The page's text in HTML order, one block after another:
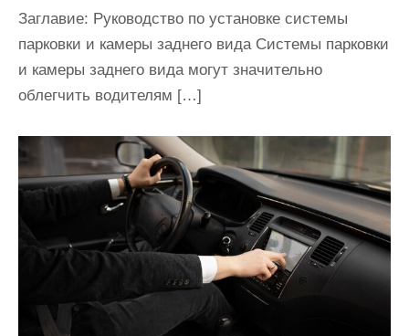
Заглавие: Руководство по установке системы
парковки и камеры заднего вида Системы парковки
и камеры заднего вида могут значительно
облегчить водителям […]